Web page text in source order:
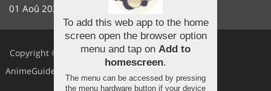
01 Aoû 2026 20:56
Copyright ©
AnimeGuides
Facebook
Youtube
To add this web app to the home
screen open the browser option
menu and tap on Add to
homescreen.
The menu can be accessed by pressing
the menu hardware button if your device